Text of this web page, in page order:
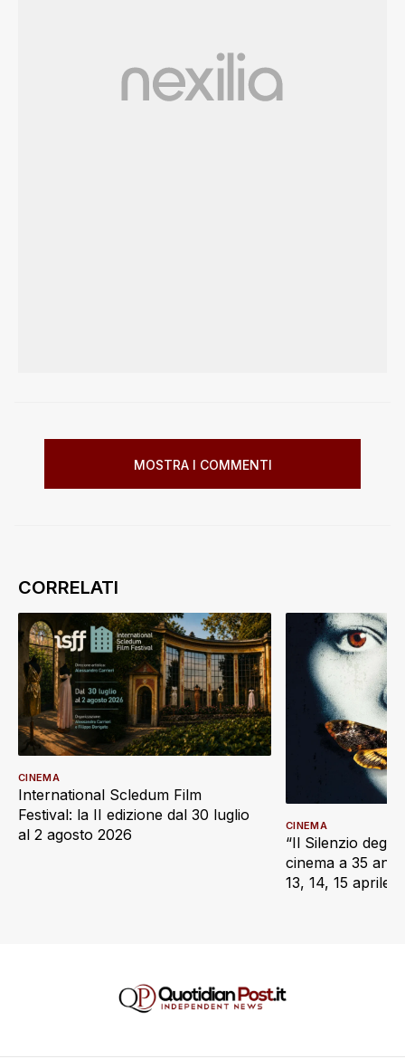
MOSTRA I COMMENTI
International Scledum Film
Festival: la II edizione dal 30 luglio
al 2 agosto 2026
CINEMA
“Il Silenzio degli
cinema a 35 anni
13, 14, 15 aprile
CINEMA